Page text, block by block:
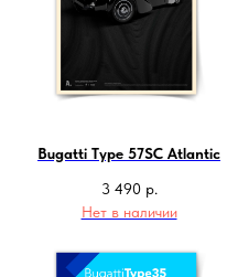
Bugatti Type 57SC Atlantic
3 490 р.
Нет в наличии